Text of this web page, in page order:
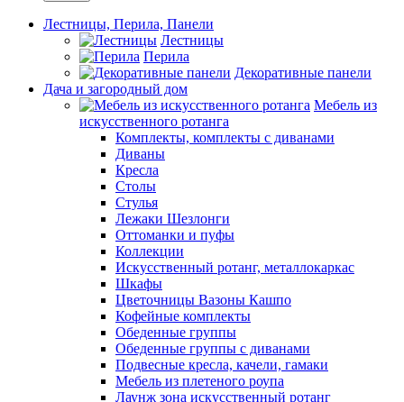
Лестницы, Перила, Панели
Лестницы
Перила
Декоративные панели
Дача и загородный дом
Мебель из
искусственного ротанга
Комплекты, комплекты с диванами
Диваны
Кресла
Столы
Стулья
Лежаки Шезлонги
Оттоманки и пуфы
Коллекции
Искусственный ротанг, металлокаркас
Шкафы
Цветочницы Вазоны Кашпо
Кофейные комплекты
Обеденные группы
Обеденные группы с диванами
Подвесные кресла, качели, гамаки
Мебель из плетеного роупа
Лаунж зона искусственный ротанг